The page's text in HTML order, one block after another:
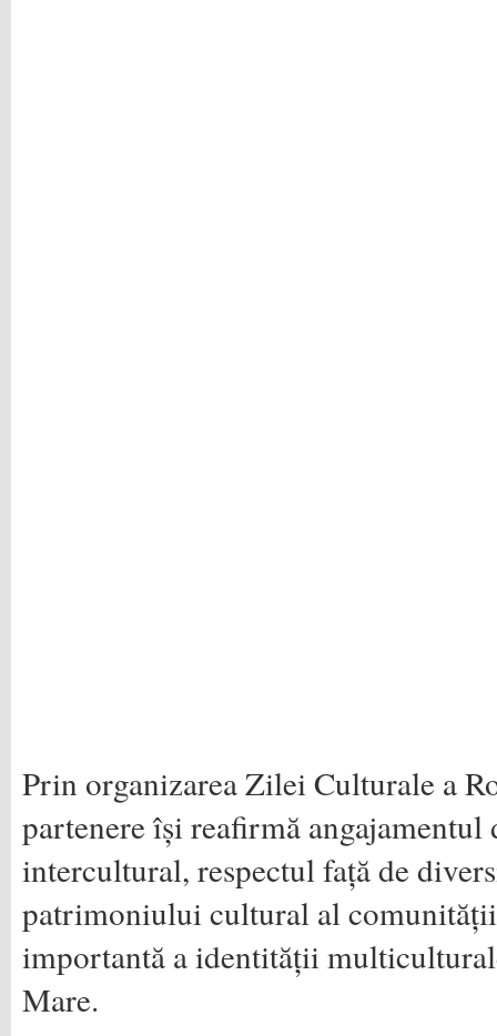
Prin organizarea Zilei Culturale a
partenere își reafirmă angajamentul
intercultural, respectul față de
patrimoniului cultural al
importantă a identității
Mare.